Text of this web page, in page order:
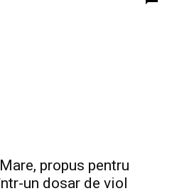
propus pentru
un dosar de viol